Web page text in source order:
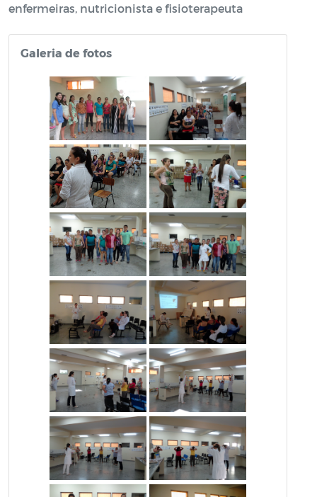
enfermeiras, nutricionista e fisioterapeuta
Galeria de fotos